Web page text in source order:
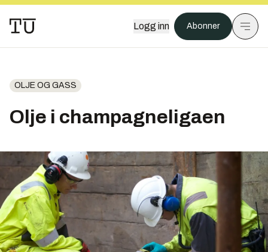
Logg inn Abonner
OLJE OG GASS
Olje i champagneligaen